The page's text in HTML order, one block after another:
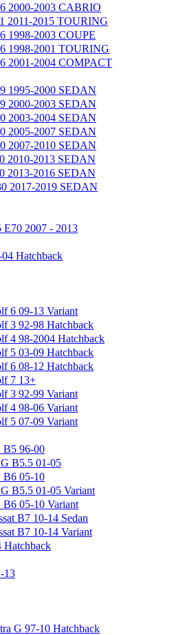
2000-2003 CABRIO
2011-2015 TOURING
1998-2003 COUPE
1998-2001 TOURING
2001-2004 COMPACT
1995-2000 SEDAN
2000-2003 SEDAN
2003-2004 SEDAN
2005-2007 SEDAN
2007-2010 SEDAN
2010-2013 SEDAN
2013-2016 SEDAN
2017-2019 SEDAN
E70 2007 - 2013
Hatchback
6 09-13 Variant
3 92-98 Hatchback
4 98-2004 Hatchback
5 03-09 Hatchback
6 08-12 Hatchback
7 13+
3 92-99 Variant
4 98-06 Variant
5 07-09 Variant
B5 96-00
B5.5 01-05
B6 05-10
B5.5 01-05 Variant
B6 05-10 Variant
B7 10-14 Sedan
B7 10-14 Variant
Hatchback
13
G 97-10 Hatchback